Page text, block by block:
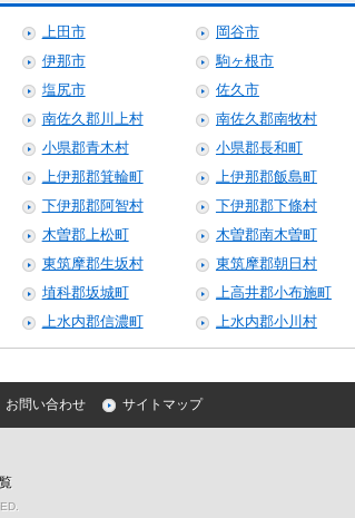
上田市 岡谷市
伊那市 駒ヶ根市
塩尻市 佐久市
南佐久郡川上村 南佐久郡南牧村
小県郡青木村 小県郡長和町
上伊那郡箕輪町 上伊那郡飯島町
下伊那郡阿智村 下伊那郡下條村
木曽郡上松町 木曽郡南木曽町
東筑摩郡生坂村 東筑摩郡朝日村
埴科郡坂城町 上高井郡小布施町
上水内郡信濃町 上水内郡小川村
お問い合わせ サイトマップ